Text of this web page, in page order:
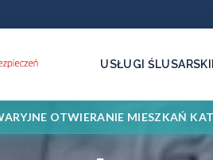
USŁUGI
OTWIERANIE MIESZKAŃ